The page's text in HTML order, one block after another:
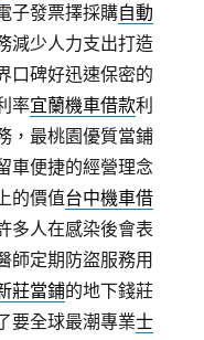
子發票擇採購自動
減少人力支出打造
口碑好迅速保密的
率宜蘭機車借款利
，最桃園優質當鋪
車便捷的經營理念
的價值台中機車借
多人在感染後會表
師定期防盜服務用
莊當鋪的地下錢莊
要全球最潮專業士